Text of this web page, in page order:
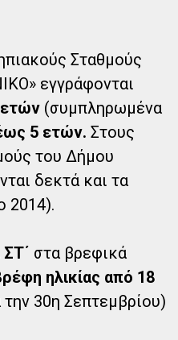
Σταθμούς
εγγράφονται
(συμπληρωμένα
5 ετών. Στους
του Δήμου
δεκτά και τα
2014).
στα βρεφικά
ηλικίας από 18
30η Σεπτεμβρίου)